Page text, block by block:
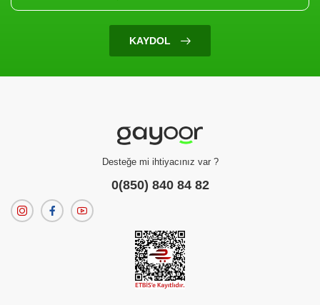
Filtrenize Uygun
Ürün Bulunamadı
KAYDOL
Desteğe mi ihtiyacınız var ?
0(850) 840 84 82